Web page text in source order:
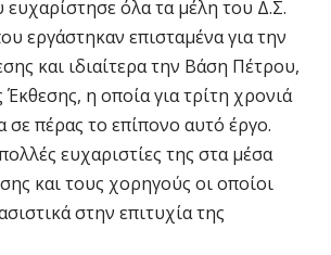
όλα τα μέλη του Δ.Σ.
εργάστηκαν επισταμένα για την
και ιδιαίτερα την Βάση Πέτρου,
Έκθεσης, η οποία για τρίτη χρονιά
σε πέρας το επίπονο αυτό έργο.
ευχαριστίες της στα μέσα
και τους χορηγούς οι οποίοι
στην επιτυχία της